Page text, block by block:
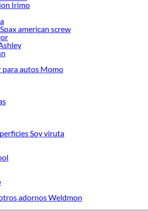
Irimo
american screw
para autos Momo
Soy viruta
adornos Weldmon